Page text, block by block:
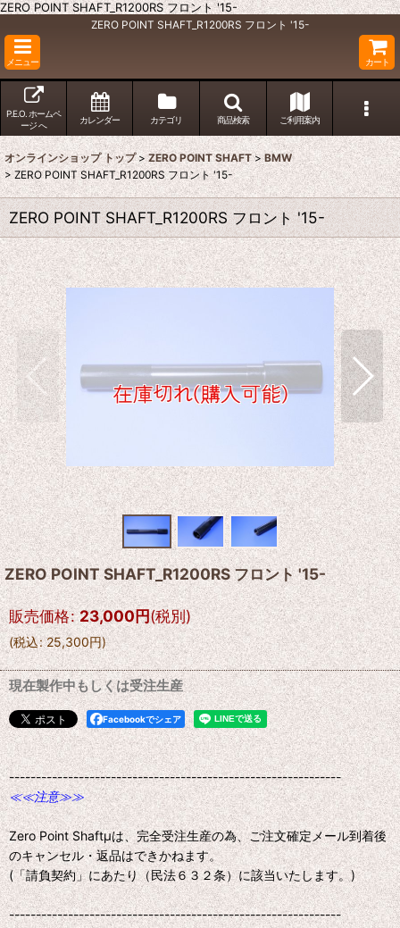
ZERO POINT SHAFT_R1200RS フロント '15-
ZERO POINT SHAFT_R1200RS フロント '15-
メニュー カート
P.E.O. ホームペ
ージ へ
カレンダー カテゴリ 商品検索 ご利用案内
オンラインショップ トップ > ZERO POINT SHAFT > BMW
> ZERO POINT SHAFT_R1200RS フロント '15-
ZERO POINT SHAFT_R1200RS フロント '15-
ZERO POINT SHAFT_R1200RS フロント '15-
販売価格: 23,000円(税別)
(税込: 25,300円)
現在製作中もしくは受注生産
Facebookでシェア
--------------------------------------------------------------
≪≪注意≫≫
Zero Point Shaftμは、完全受注生産の為、ご注文確定メール到着後
のキャンセル・返品はできかねます。
(「請負契約」にあたり（民法６３２条）に該当いたします。)
--------------------------------------------------------------